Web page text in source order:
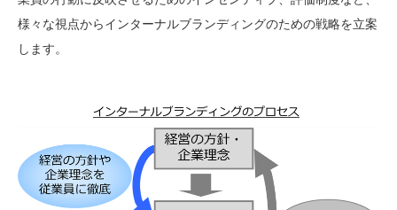
様々な視点からインターナルブランディングのための戦略を立案
します。